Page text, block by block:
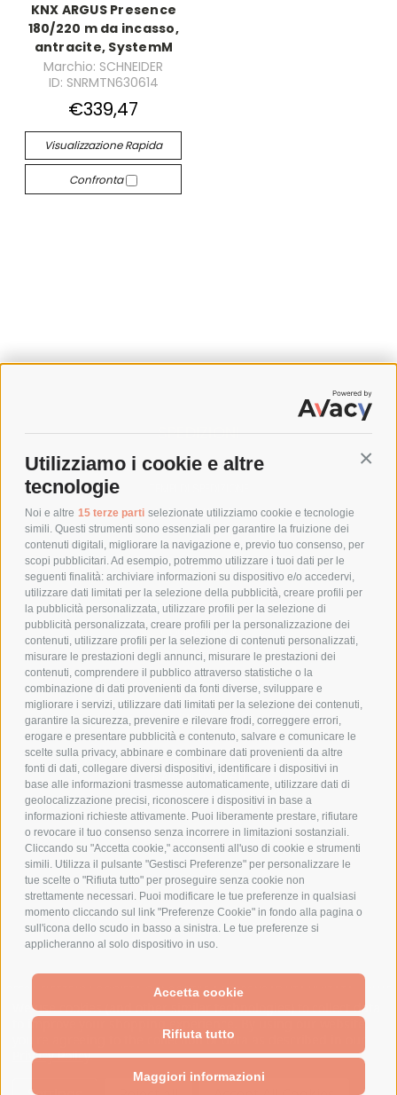
Utilizziamo i cookie e altre
tecnologie
Noi e altre 15 terze parti selezionate utilizziamo cookie e tecnologie
simili. Questi strumenti sono essenziali per garantire la fruizione dei
contenuti digitali, migliorare la navigazione e, previo tuo consenso, per
scopi pubblicitari. Ad esempio, potremmo utilizzare i tuoi dati per le
seguenti finalità: archiviare informazioni su dispositivo e/o accedervi,
utilizzare dati limitati per la selezione della pubblicità, creare profili per
la pubblicità personalizzata, utilizzare profili per la selezione di
pubblicità personalizzata, creare profili per la personalizzazione dei
contenuti, utilizzare profili per la selezione di contenuti personalizzati,
misurare le prestazioni degli annunci, misurare le prestazioni dei
contenuti, comprendere il pubblico attraverso statistiche o la
combinazione di dati provenienti da fonti diverse, sviluppare e
migliorare i servizi, utilizzare dati limitati per la selezione dei contenuti,
garantire la sicurezza, prevenire e rilevare frodi, correggere errori,
erogare e presentare pubblicità e contenuto, salvare e comunicare le
scelte sulla privacy, abbinare e combinare dati provenienti da altre
fonti di dati, collegare diversi dispositivi, identificare i dispositivi in
base alle informazioni trasmesse automaticamente, utilizzare dati di
geolocalizzazione precisi, riconoscere i dispositivi in base a
informazioni richieste attivamente. Puoi liberamente prestare, rifiutare
o revocare il tuo consenso senza incorrere in limitazioni sostanziali.
Cliccando su "Accetta cookie," acconsenti all'uso di cookie e strumenti
simili. Utilizza il pulsante "Gestisci Preferenze" per personalizzare le
tue scelte o "Rifiuta tutto" per proseguire senza cookie non
strettamente necessari. Puoi modificare le tue preferenze in qualsiasi
momento cliccando sul link "Preferenze Cookie" in fondo alla pagina o
sull'icona dello scudo in basso a sinistra. Le tue preferenze si
applicheranno al solo dispositivo in uso.
Accetta cookie
Rifiuta tutto
Maggiori informazioni
KNX ARGUS Presence
180/220 m da incasso,
antracite, SystemM
Marchio: SCHNEIDER
ID: SNRMTN630614
€339,47
Visualizzazione Rapida
Confronta
SPEDIZIONI
COSTI DI SPEDIZIONE
POLITICA DI RESO
POLICY
PRIVACY POLICY
COOKIE POLICY
PAGAMENTI SICURI
AZIENDA
CHI SIAMO
MARCHI TRATTATI
CONDOMINI
Bonifico
Bancario
SPESA ELETTRICA SOCIETA CONSORTILE A RESPONSABILITA LIMITATA - VIALE
MILANOFIORI, STRADA 4 - PALAZZO A5 20057, ASSAGO MILANO - PARTITA IVA
Powered byBigCommerce
Created byLone Star Templates
© 2026 Spesa Elettrica
We use cookies (and other similar technologies) to collect data
to improve your shopping experience.
By using our website,
you're agreeing to the collection of data as described in our
Privacy Policy.